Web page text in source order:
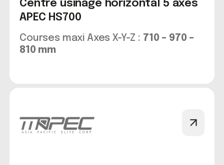
Centre usinage horizontal 5 axes
APEC HS700
Courses maxi Axes X-Y-Z : 710 – 970 –
810 mm